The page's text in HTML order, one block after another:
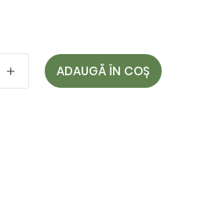
ADAUGĂ ÎN COȘ